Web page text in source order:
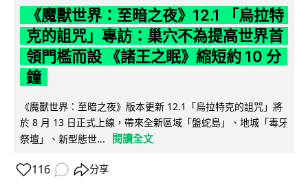
《魔獸世界：至暗之夜》12.1 「烏拉特
克的詛咒」專訪：巢穴不為提高世界首
領門檻而設 《諸王之眠》縮短約 10 分
鐘
《魔獸世界：至暗之夜》版本更新 12.1「烏拉特克的詛咒」將
於 8 月 13 日正式上線，帶來全新區域「盤蛇島」、地城「毒牙
祭壇」、新型態世...
閱讀全文
116 分享